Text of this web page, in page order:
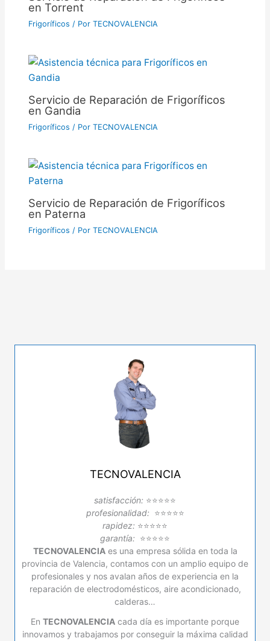
en Torrent
Frigoríficos / PorTECNOVALENCIA
Servicio de Reparación de Frigoríficos
en Gandia
Frigoríficos / PorTECNOVALENCIA
Servicio de Reparación de Frigoríficos
en Paterna
Frigoríficos / PorTECNOVALENCIA
TECNOVALENCIA
satisfacción: ⭐⭐⭐⭐⭐
profesionalidad: ⭐⭐⭐⭐⭐
rapidez: ⭐⭐⭐⭐⭐
garantía: ⭐⭐⭐⭐⭐
TECNOVALENCIAes una empresa sólida en toda la
provincia de Valencia, contamos con un amplio equipo de
profesionales y nos avalan años de experiencia en la
reparación de electrodomésticos, aire acondicionado,
calderas…
En TECNOVALENCIA cada día es importante porque
innovamos y trabajamos por conseguir la máxima calidad